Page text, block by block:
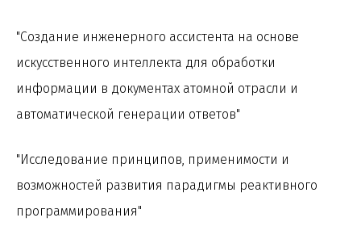
"Создание инженерного ассистента на основе
искусственного интеллекта для обработки
информации в документах атомной отрасли и
автоматической генерации ответов"
"Исследование принципов, применимости и
возможностей развития парадигмы реактивного
программирования"